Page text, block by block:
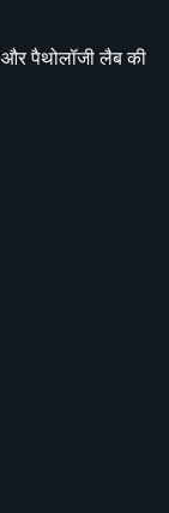
पैथोलॉजी लैब की